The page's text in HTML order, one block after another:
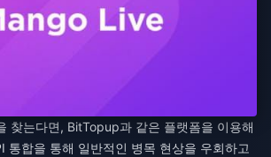
찾는다면, BitTopup과 같은 플랫폼을 이용해
통합을 통해 일반적인 병목 현상을 우회하고